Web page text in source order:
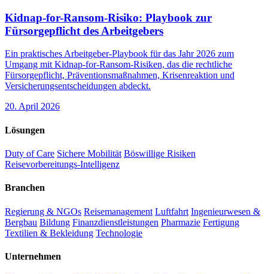
Kidnap-for-Ransom-Risiko: Playbook zur
Fürsorgepflicht des Arbeitgebers
Ein praktisches Arbeitgeber-Playbook für das Jahr 2026 zum
Umgang mit Kidnap-for-Ransom-Risiken, das die rechtliche
Fürsorgepflicht, Präventionsmaßnahmen, Krisenreaktion und
Versicherungsentscheidungen abdeckt.
20. April 2026
Lösungen
Duty of Care Sichere Mobilität Böswillige Risiken
Reisevorbereitungs-Intelligenz
Branchen
Regierung & NGOs Reisemanagement Luftfahrt Ingenieurwesen &
Bergbau Bildung Finanzdienstleistungen Pharmazie Fertigung
Textilien & Bekleidung Technologie
Unternehmen